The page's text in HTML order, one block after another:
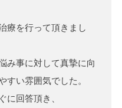
療を行って頂きまし
み事に対して真摯に向
すい雰囲気でした。
に回答頂き、